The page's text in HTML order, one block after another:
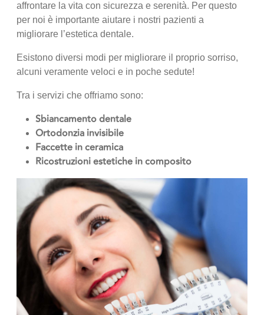
affrontare la vita con sicurezza e serenità. Per questo
per noi è importante aiutare i nostri pazienti a
migliorare l’estetica dentale.
Esistono diversi modi per migliorare il proprio sorriso,
alcuni veramente veloci e in poche sedute!
Tra i servizi che offriamo sono:
Sbiancamento dentale
Ortodonzia invisibile
Faccette in ceramica
Ricostruzioni estetiche in composito